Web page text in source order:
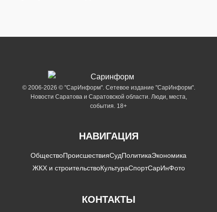
© 2006-2026 © "СарИнформ". Сетевое издание "СарИнформ".
Новости Саратова и Саратовской области. Люди, места,
события. 18+
НАВИГАЦИЯ
ОбществоПроисшествияСудПолитикаЭкономика
ЖКХ и строительствоКультураСпортСарИнФото
КОНТАКТЫ